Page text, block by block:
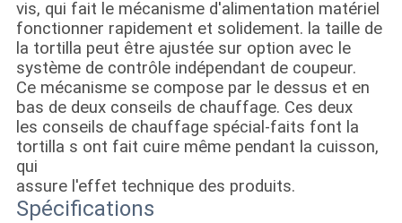
vis, qui fait le mécanisme d'alimentation matériel
fonctionner rapidement et solidement. la taille de
la tortilla peut être ajustée sur option avec le
système de contrôle indépendant de coupeur.
Ce mécanisme se compose par le dessus et en
bas de deux conseils de chauffage. Ces deux
les conseils de chauffage spécial-faits font la
tortilla s ont fait cuire même pendant la cuisson,
qui
assure l'effet technique des produits.
Spécifications